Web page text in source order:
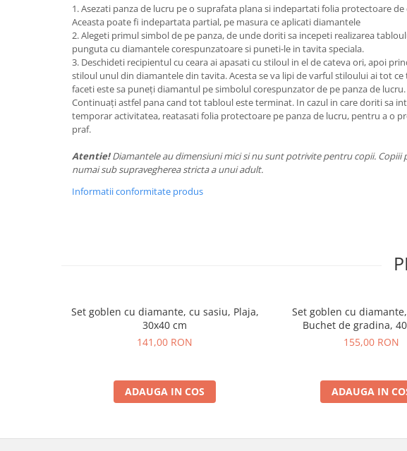
1. Asezati panza de lucru pe o suprafata plana si indepartati folia protectoare de
Aceasta poate fi indepartata partial, pe masura ce aplicati diamantele
2. Alegeti primul simbol de pe panza, de unde doriti sa incepeti realizarea
punguta cu diamantele corespunzatoare si puneti-le in tavita speciala.
3. Deschideti recipientul cu ceara ai apasati cu stiloul in el de cateva ori, apoi
stiloul unul din diamantele din tavita. Acesta se va lipi de varful stiloului ai tot ce
faceti este sa puneți diamantul pe simbolul corespunzator de pe panza de lucru.
Continuați astfel pana cand tot tabloul este terminat. In cazul in care doriti sa
temporar activitatea, reatasati folia protectoare pe panza de lucru, pentru a o
praf.
Atentie!Diamantele au dimensiuni mici si nu sunt potrivite pentru copii. Copiii
numai sub supravegherea stricta a unui adult.
Informatii conformitate produs
Set goblen cu diamante, cu sasiu, Plaja,
30x40 cm
141,00 RON
ADAUGA IN COS
Set goblen cu
Buchet de gradina,
155,00 RON
ADAUGA IN